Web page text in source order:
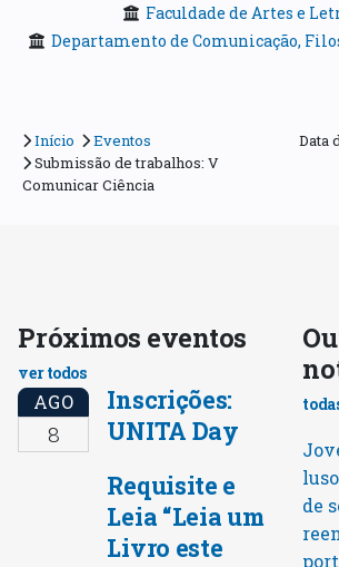
Faculdade de Artes e
Departamento de Comunicação,
Início
Eventos
Submissão de trabalhos: V
Comunicar Ciência
Data
Próximos eventos
ver todos
AGO
8
Inscrições:
UNITA Day
Requisite e
Leia “Leia um
Livro este
de